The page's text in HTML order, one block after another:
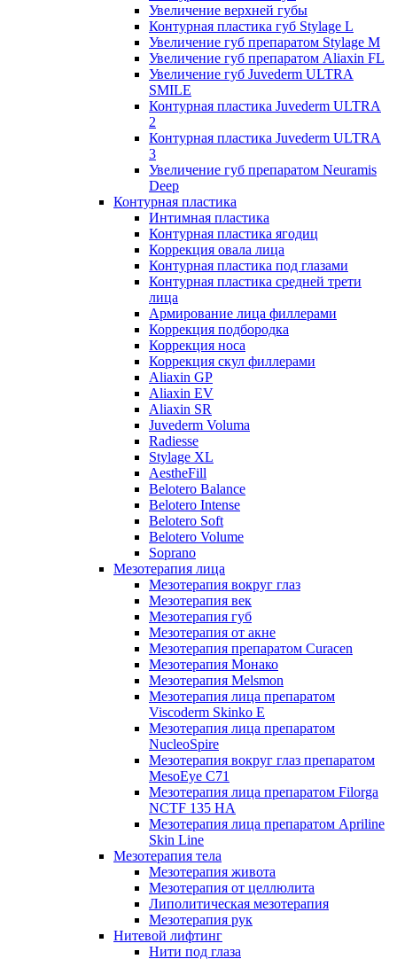
Увеличение верхней губы
Контурная пластика губ Stylage L
Увеличение губ препаратом Stylage M
Увеличение губ препаратом Aliaxin FL
Увеличение губ Juvederm ULTRA
SMILE
Контурная пластика Juvederm ULTRA
2
Контурная пластика Juvederm ULTRA
3
Увеличение губ препаратом Neuramis
Deep
Контурная пластика
Интимная пластика
Контурная пластика ягодиц
Коррекция овала лица
Контурная пластика под глазами
Контурная пластика средней трети
лица
Армирование лица филлерами
Коррекция подбородка
Коррекция носа
Коррекция скул филлерами
Aliaxin GP
Aliaxin EV
Aliaxin SR
Juvederm Voluma
Radiesse
Stylage XL
AestheFill
Belotero Balance
Belotero Intense
Belotero Soft
Belotero Volume
Soprano
Мезотерапия лица
Мезотерапия вокруг глаз
Мезотерапия век
Мезотерапия губ
Мезотерапия от акне
Мезотерапия препаратом Curacen
Мезотерапия Монако
Мезотерапия Melsmon
Мезотерапия лица препаратом
Viscoderm Skinko E
Мезотерапия лица препаратом
NucleoSpire
Мезотерапия вокруг глаз препаратом
MesoEye С71
Мезотерапия лица препаратом Filorga
NCTF 135 HA
Мезотерапия лица препаратом Apriline
Skin Line
Мезотерапия тела
Мезотерапия живота
Мезотерапия от целлюлита
Липолитическая мезотерапия
Мезотерапия рук
Нитевой лифтинг
Нити под глаза